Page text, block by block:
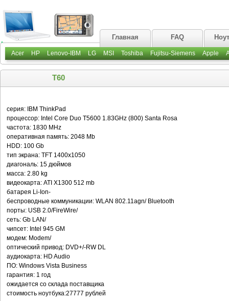
Главная FAQ
Acer HP Lenovo-IBM LG MSI Toshiba Fujitsu-Siemens Apple
T60
серия: IBM ThinkPad
процессор: Intel Core Duo T5600 1.83GHz (800) Santa Rosa
частота: 1830 MHz
оперативная память: 2048 Mb
HDD: 100 Gb
тип экрана: TFT 1400x1050
диагональ: 15 дюймов
масса: 2.80 kg
видеокарта: ATI X1300 512 mb
батарея Li-Ion-
беспроводные коммуникации: WLAN 802.11agn/ Bluetooth
порты: USB 2.0/FireWire/
сеть: Gb LAN/
чипсет: Intel 945 GM
модем: Modem/
оптический привод: DVD+/-RW DL
аудиокарта: HD Audio
ПО: Windows Vista Business
гарантия: 1 год
ожидается со склада поставщика
стоимость ноутбука:27777 рублей